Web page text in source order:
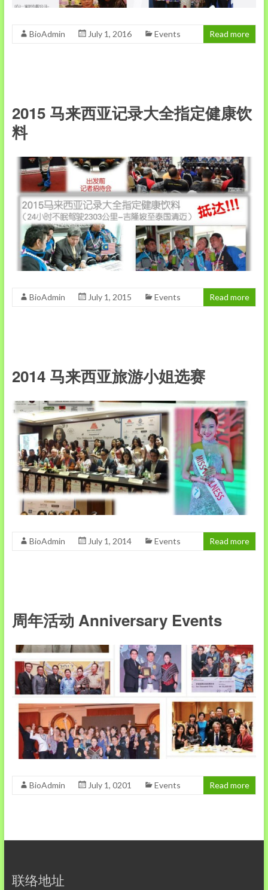
BioAdmin July 1, 2016 Events Read more
2015 马来西亚记录大全指定健康饮
料
BioAdmin July 1, 2015 Events Read more
2014 马来西亚旅游小姐选赛
BioAdmin July 1, 2014 Events Read more
周年活动 Anniversary Events
BioAdmin July 1, 0201 Events Read more
联络地址